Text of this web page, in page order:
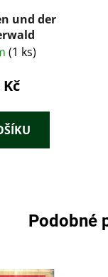
und der
(1 ks)
Kč
Podobné